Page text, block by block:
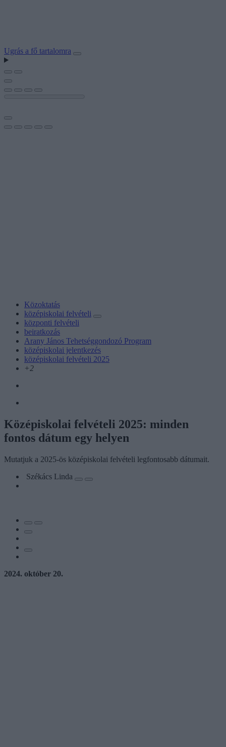
Ugrás a fő tartalomra
Közoktatás
középiskolai felvételi
központi felvételi
beiratkozás
Arany János Tehetséggondozó Program
középiskolai jelentkezés
középiskolai felvételi 2025
+2
Középiskolai felvételi 2025: minden
fontos dátum egy helyen
Mutatjuk a 2025-ös középiskolai felvételi legfontosabb dátumait.
Székács Linda
2024. október 20.